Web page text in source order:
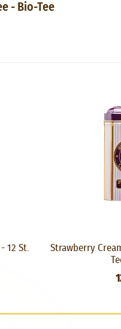
- Bio-Tee
12 St.
Strawberry